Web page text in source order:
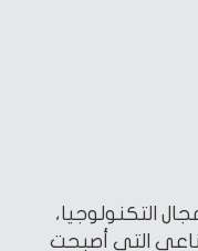
التكنولوجيا،
التي أصبحت